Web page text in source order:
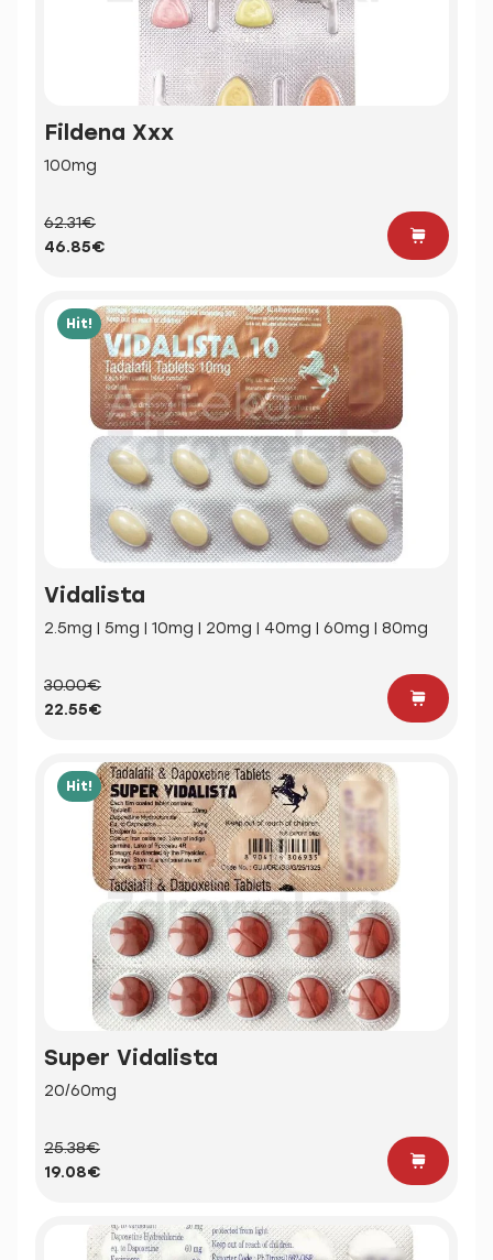
Fildena Xxx
100mg
62.31€
46.85€
Hit!
Vidalista
2.5mg | 5mg | 10mg | 20mg | 40mg | 60mg | 80mg
30.00€
22.55€
Hit!
Super Vidalista
20/60mg
25.38€
19.08€